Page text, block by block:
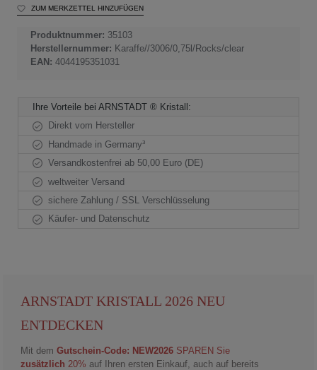
ZUM MERKZETTEL HINZUFÜGEN
Produktnummer: 35103
Herstellernummer: Karaffe//3006/0,75l/Rocks/clear
EAN:4044195351031
Ihre Vorteile bei ARNSTADT ® Kristall:
Direkt vom Hersteller
Handmade in Germany³
Versandkostenfrei ab 50,00 Euro (DE)
weltweiter Versand
sichere Zahlung / SSL Verschlüsselung
Käufer- und Datenschutz
ARNSTADT KRISTALL 2026 NEU
ENTDECKEN
Mit dem Gutschein-Code: NEW2026 SPAREN Sie
zusätzlich 20% auf Ihren ersten Einkauf, auch auf bereits